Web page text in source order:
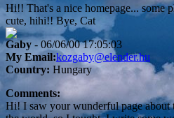
Hi!! That's a nice homepage... some
cute, hihi!! Bye, Cat
Gaby - 06/06/00 17:05:03
My Email:kozgaby@elender.hu
Country: Hungary
Comments:
Hi! I saw your wunderful page